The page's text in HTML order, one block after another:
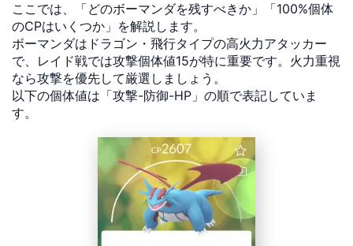
ここでは、「どのボーマンダを残すべきか」「100%個体
のCPはいくつか」を解説します。
ボーマンダはドラゴン・飛行タイプの高火力アタッカー
で、レイド戦では攻撃個体値15が特に重要です。火力重視
なら攻撃を優先して厳選しましょう。
以下の個体値は「攻撃-防御-HP」の順で表記していま
す。